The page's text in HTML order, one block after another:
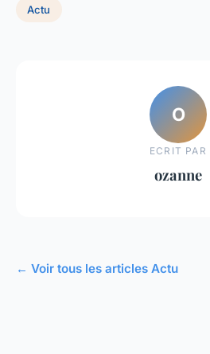
Actu
O
ECRIT PAR
ozanne
← Voir tous les articles Actu